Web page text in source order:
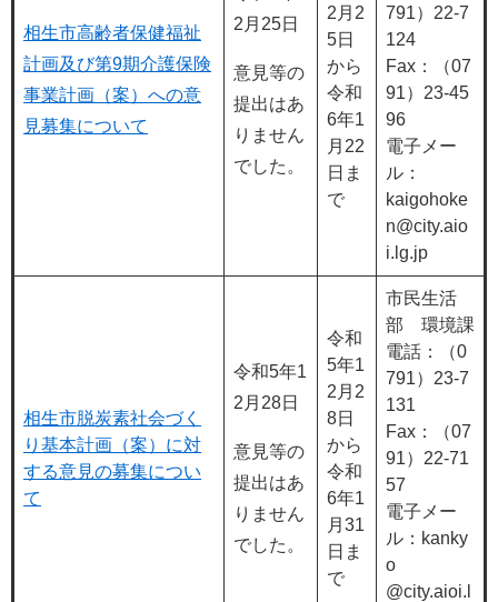
相生市高齢者保健福祉
計画及び第9期介護保険
事業計画（案）への意
見募集について
2月25日
意見等の
提出はあ
りません
でした。
2月2
5日
から
令和
6年1
月22
日ま
で
791）22-7
124
Fax：（07
91）23-45
96
電子メー
ル：
kaigohoke
n@city.aio
i.lg.jp
相生市脱炭素社会づく
り基本計画（案）に対
する意見の募集につい
て
令和5年1
2月28日
意見等の
提出はあ
りません
でした。
令和
5年1
2月2
8日
から
令和
6年1
月31
日ま
で
市民生活
部 環境課
電話：（0
791）23-7
131
Fax：（07
91）22-71
57
電子メー
ル：kanky
o​
@city.aioi.l